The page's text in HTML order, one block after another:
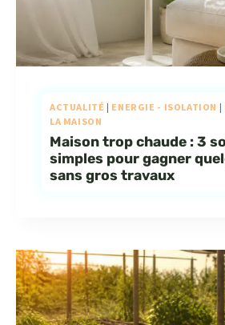
ACTUALITÉ | ENERGIE - ISOLATION |
LA MAISON
Maison trop chaude : 3
simples pour gagner
sans gros travaux